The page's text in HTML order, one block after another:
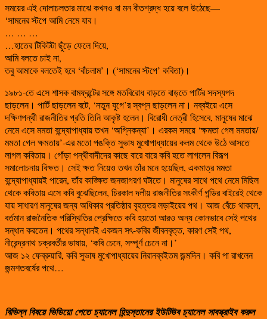
সময়ের এই দোলাচলতার মাঝে কখনও বা মন বীতশ্রদ্ধ হয়ে বলে উঠেছে—
‘সামনের স্টপে আমি নেমে যাব।
… … …
…হাতের টিকিটটা ছুঁড়ে ফেলে দিয়ে,
আমি বলতে চাই না,
তবু আমাকে বলতেই হবে ‘বাঁচলাম’। (‘সামনের স্টপে’ কবিতা)।
১৯৮১-তে এসে শাসক বামফ্রন্টের সঙ্গে মতবিরোধ বাড়তে বাড়তে পার্টির সদস্যপদ
ছাড়লেন। পার্টি ছাড়লেন বটে, ‘নতুন যুগে’র স্বপ্ন ছাড়লেন না। নব্বইয়ে এসে
দক্ষিণপন্থী রাজনীতির প্রতি তিনি আকৃষ্ট হলেন। বিরোধী নেত্রী হিসেবে, মানুষের মাঝে
নেমে এসে মমতা বন্দ্যোপাধ্যায় তখন ‘অগ্নিকন্যা’। এরকম সময়ে ‘ক্ষমতা গেল মমতায়/
মমতা গেল ক্ষমতায়’-এর মতো পঙক্তি সুভাষ মুখোপাধ্যায়ের কলম থেকে উঠে আসতে
লাগল কবিতায়। গোঁড়া পন্থীবাদীদের কাছে বারে বারে কবি হতে লাগলেন বিরূপ
সমালোচনায় বিক্ষত। সেই ক্ষত নিয়েও তখন তাঁর মনে হয়েছিল, একমাত্র মমতা
বন্দ্যোপাধ্যায়ই পারেন, তাঁর কাঙ্ক্ষিত জনজাগরণ ঘটাতে। মানুষের সাথে পথে নেমে মিছিল
থেকে কবিতায় এসে কবি বুঝেছিলেন, চিরকাল দলীয় রাজনীতির সংকীর্ণ গন্ডির বাইরেই থেকে
যায় সাধারণ মানুষের জন্য অধিকার প্রতিষ্ঠার বৃহত্তর লড়াইয়ের পথ। আজ বেঁচে থাকলে,
বর্তমান রাজনৈতিক পরিস্থিতির প্রেক্ষিতে কবি হয়তো আরও অন্য কোনভাবে সেই পথের
সন্ধান করতেন। পথের সন্ধানই একজন সৎ-কবির জীবনবৃত্ত, কারণ সেই পথ,
নীরেন্দ্রনাথ চক্রবর্তীর ভাষায়, ‘কবি চেনে, সম্পূর্ণ চেনে না।’
আজ ১২ ফেব্রুয়ারি, কবি সুভাষ মুখোপাধ্যায়ের নিরানব্বইতম জন্মদিন। কবি পা রাখলেন
জন্মশতবর্ষের পথে…
বিভিন্ন বিষয়ে ভিডিয়ো পেতে চ্যানেল হিন্দুস্তানের ইউটিউব চ্যানেল সাবস্ক্রাইব করুন